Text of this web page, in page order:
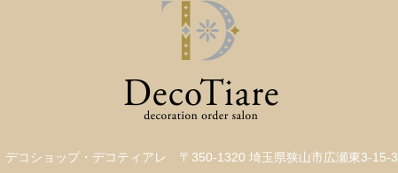
デコショップ・デコティアレ 〒350-1320 埼玉県狭山市広瀬東3-15-3